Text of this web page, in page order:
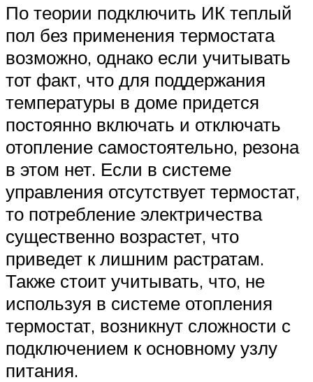
По теории подключить ИК теплый
пол без применения термостата
возможно, однако если учитывать
тот факт, что для поддержания
температуры в доме придется
постоянно включать и отключать
отопление самостоятельно, резона
в этом нет. Если в системе
управления отсутствует термостат,
то потребление электричества
существенно возрастет, что
приведет к лишним растратам.
Также стоит учитывать, что, не
используя в системе отопления
термостат, возникнут сложности с
подключением к основному узлу
питания.